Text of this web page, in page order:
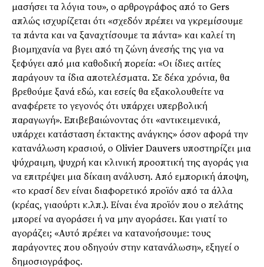
μασήσει τα λόγια του», ο αρθρογράφος από το Gers
απλώς ισχυρίζεται ότι «σχεδόν πρέπει να γκρεμίσουμε
τα πάντα και να ξαναχτίσουμε τα πάντα» και καλεί τη
βιομηχανία να βγει από τη ζώνη άνεσής της για να
ξεφύγει από μια καθοδική πορεία: «Οι ίδιες αιτίες
παράγουν τα ίδια αποτελέσματα. Σε δέκα χρόνια, θα
βρεθούμε ξανά εδώ, και εσείς θα εξακολουθείτε να
αναφέρετε το γεγονός ότι υπάρχει υπερβολική
παραγωγή». Επιβεβαιώνοντας ότι «αντικειμενικά,
υπάρχει κατάσταση έκτακτης ανάγκης» όσον αφορά την
κατανάλωση κρασιού, ο Olivier Dauvers υποστηρίζει μια
ψύχραιμη, ψυχρή και κλινική προοπτική της αγοράς για
να επιτρέψει μια δίκαιη ανάλυση. Από εμπορική άποψη,
«το κρασί δεν είναι διαφορετικό προϊόν από τα άλλα
(κρέας, γιαούρτι κ.λπ.). Είναι ένα προϊόν που ο πελάτης
μπορεί να αγοράσει ή να μην αγοράσει. Και γιατί το
αγοράζει; «Αυτό πρέπει να κατανοήσουμε: τους
παράγοντες που οδηγούν στην κατανάλωση», εξηγεί ο
δημοσιογράφος.